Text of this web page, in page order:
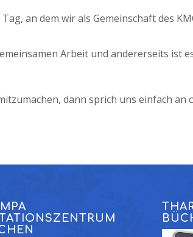
an dem wir als Gemeinschaft des
Arbeit und andererseits ist
dann sprich uns einfach an